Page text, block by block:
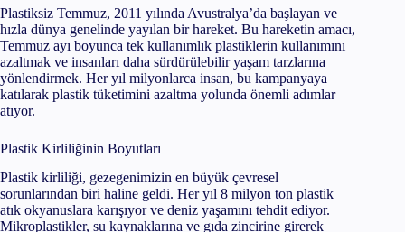
Plastiksiz Temmuz, 2011 yılında Avustralya’da başlayan ve
hızla dünya genelinde yayılan bir hareket. Bu hareketin amacı,
Temmuz ayı boyunca tek kullanımlık plastiklerin kullanımını
azaltmak ve insanları daha sürdürülebilir yaşam tarzlarına
yönlendirmek. Her yıl milyonlarca insan, bu kampanyaya
katılarak plastik tüketimini azaltma yolunda önemli adımlar
atıyor.
Plastik Kirliliğinin Boyutları
Plastik kirliliği, gezegenimizin en büyük çevresel
sorunlarından biri haline geldi. Her yıl 8 milyon ton plastik
atık okyanuslara karışıyor ve deniz yaşamını tehdit ediyor.
Mikroplastikler, su kaynaklarına ve gıda zincirine girerek